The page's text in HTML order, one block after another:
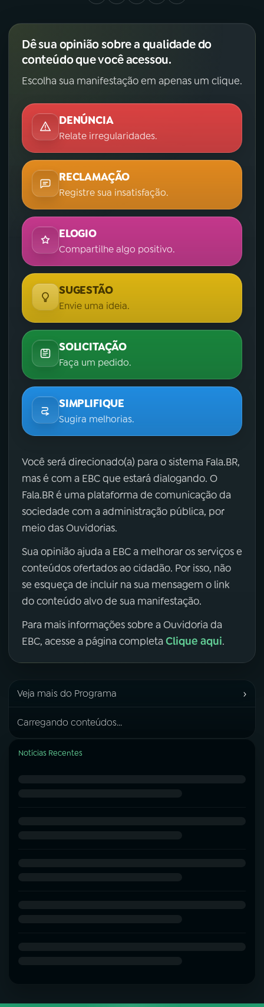
Dê sua opinião sobre a qualidade do
conteúdo que você acessou.
Escolha sua manifestação em apenas um clique.
DENÚNCIA
Relate irregularidades.
RECLAMAÇÃO
Registre sua insatisfação.
ELOGIO
Compartilhe algo positivo.
SUGESTÃO
Envie uma ideia.
SOLICITAÇÃO
Faça um pedido.
SIMPLIFIQUE
Sugira melhorias.
Você será direcionado(a) para o sistema Fala.BR,
mas é com a EBC que estará dialogando. O
Fala.BR é uma plataforma de comunicação da
sociedade com a administração pública, por
meio das Ouvidorias.
Sua opinião ajuda a EBC a melhorar os serviços e
conteúdos ofertados ao cidadão. Por isso, não
se esqueça de incluir na sua mensagem o link
do conteúdo alvo de sua manifestação.
Para mais informações sobre a Ouvidoria da
EBC, acesse a página completa Clique aqui.
Veja mais do Programa ›
Carregando conteúdos...
Notícias Recentes